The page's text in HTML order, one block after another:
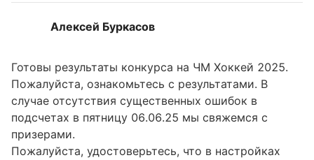
Алексей Буркасов
Готовы результаты конкурса на ЧМ Хоккей 2025.
Пожалуйста, ознакомьтесь с результатами. В
случае отсутствия существенных ошибок в
подсчетах в пятницу 06.06.25 мы свяжемся с
призерами.
Пожалуйста, удостоверьтесь, что в настройках